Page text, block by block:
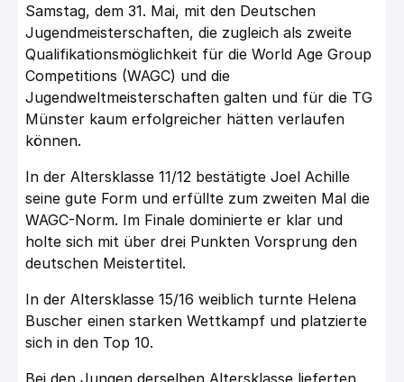
Samstag, dem 31. Mai, mit den Deutschen
Jugendmeisterschaften, die zugleich als zweite
Qualifikationsmöglichkeit für die World Age Group
Competitions (WAGC) und die
Jugendweltmeisterschaften galten und für die TG
Münster kaum erfolgreicher hätten verlaufen
können.
In der Altersklasse 11/12 bestätigte Joel Achille
seine gute Form und erfüllte zum zweiten Mal die
WAGC-Norm. Im Finale dominierte er klar und
holte sich mit über drei Punkten Vorsprung den
deutschen Meistertitel.
In der Altersklasse 15/16 weiblich turnte Helena
Buscher einen starken Wettkampf und platzierte
sich in den Top 10.
Bei den Jungen derselben Altersklasse lieferten